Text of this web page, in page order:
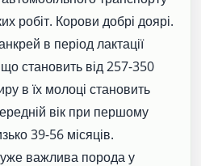
робіт. Корови добрі доярі.
в період лактації
становить від 257-350
в їх молоці становить
вік при першому
39-56 місяців.
важлива порода у